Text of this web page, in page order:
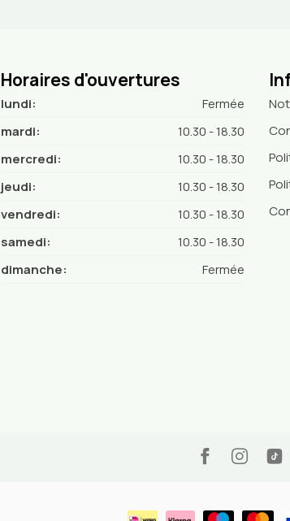
Horaires d'ouvertures
lundi:
Fermée
mardi:
10.30 - 18.30
mercredi:
10.30 - 18.30
jeudi:
10.30 - 18.30
vendredi:
10.30 - 18.30
samedi:
10.30 - 18.30
dimanche:
Fermée